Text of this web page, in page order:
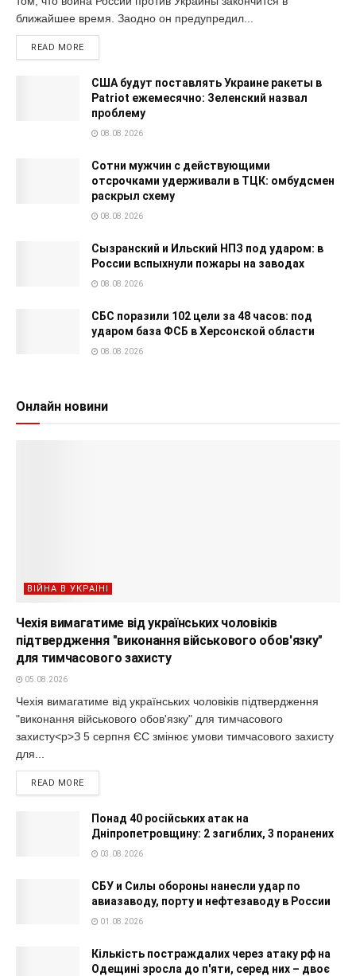
ближайшее время. Заодно он предупредил...
READ MORE
США будут поставлять Украине ракеты в
Patriot ежемесячно: Зеленский назвал
проблему
08.08.2026
Сотни мужчин с действующими
отсрочками удерживали в ТЦК: омбудсмен
раскрыл схему
08.08.2026
Сызранский и Ильский НПЗ под ударом: в
России вспыхнули пожары на заводах
08.08.2026
СБС поразили 102 цели за 48 часов: под
ударом база ФСБ в Херсонской области
08.08.2026
Онлайн новини
ВІЙНА В УКРАЇНІ
Чехія вимагатиме від українських чоловіків
підтвердження "виконання військового обов'язку"
для тимчасового захисту
05.08.2026
Чехія вимагатиме від українських чоловіків підтвердження
"виконання військового обов'язку" для тимчасового
захисту<p>З 5 серпня ЄС змінює умови тимчасового захисту
для...
READ MORE
Понад 40 російських атак на
Дніпропетровщину: 2 загиблих, 3 поранених
03.08.2026
СБУ и Силы обороны нанесли удар по
авиазаводу, порту и нефтезаводу в России
01.08.2026
Кількість постраждалих через атаку рф на
Одещині зросла до п'яти, серед них – двоє